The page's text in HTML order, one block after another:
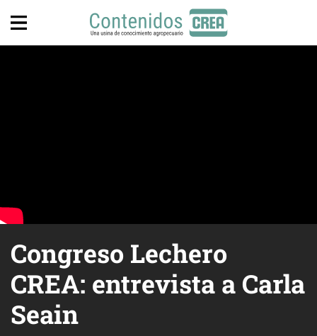
Congreso Lechero
CREA: entrevista a Carla
Seain